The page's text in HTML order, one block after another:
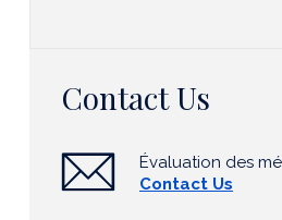
Contact Us
Évaluation des
Contact Us